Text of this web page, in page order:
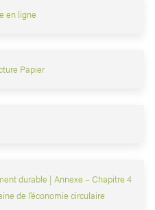
en ligne
Papier
durable | Annexe – Chapitre 4
de l’économie circulaire